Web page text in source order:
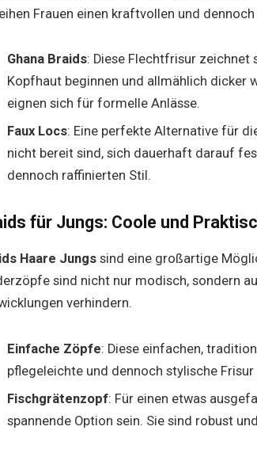
Frauen einen kraftvollen und
Ghana Braids: Diese Flechtfrisur zeichnet
Kopfhaut beginnen und allmählich dicker
eignen sich für formelle Anlässe.
Faux Locs: Eine perfekte Alternative für
nicht bereit sind, sich dauerhaft darauf
dennoch raffinierten Stil.
für Jungs: Coole und
Haare Jungssind eine großartige
sind nicht nur modisch, sondern
verhindern.
Einfache Zöpfe: Diese einfachen,
pflegeleichte und dennoch stylische Frisur
Fischgrätenzopf: Für einen etwas
spannende Option sein. Sie sind robust